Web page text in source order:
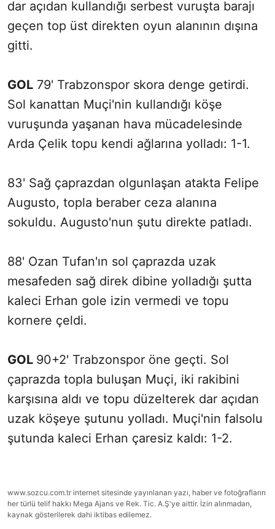
dar açıdan kullandığı serbest vuruşta barajı
geçen top üst direkten oyun alanının dışına
gitti.
GOL 79' Trabzonspor skora denge getirdi.
Sol kanattan Muçi'nin kullandığı köşe
vuruşunda yaşanan hava mücadelesinde
Arda Çelik topu kendi ağlarına yolladı: 1-1.
83' Sağ çaprazdan olgunlaşan atakta Felipe
Augusto, topla beraber ceza alanına
sokuldu. Augusto'nun şutu direkte patladı.
88' Ozan Tufan'ın sol çaprazda uzak
mesafeden sağ direk dibine yolladığı şutta
kaleci Erhan gole izin vermedi ve topu
kornere çeldi.
GOL 90+2' Trabzonspor öne geçti. Sol
çaprazda topla buluşan Muçi, iki rakibini
karşısına aldı ve topu düzelterek dar açıdan
uzak köşeye şutunu yolladı. Muçi'nin falsolu
şutunda kaleci Erhan çaresiz kaldı: 1-2.
www.sozcu.com.tr internet sitesinde yayınlanan yazı, haber ve fotoğrafların
her türlü telif hakkı Mega Ajans ve Rek. Tic. A.Ş'ye aittir. İzin alınmadan,
kaynak gösterilerek dahi iktibas edilemez.